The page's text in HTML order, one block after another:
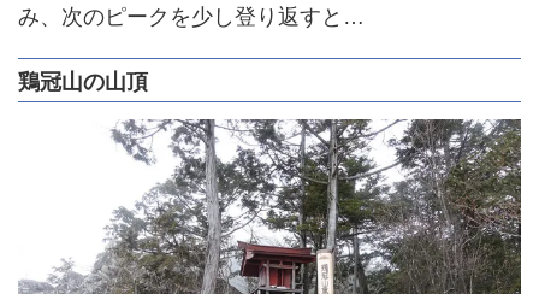
み、次のピークを少し登り返すと…
鶏冠山の山頂